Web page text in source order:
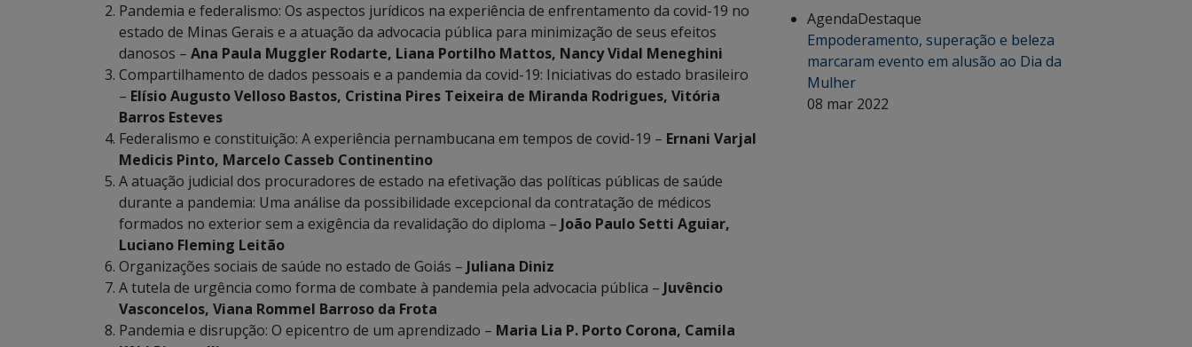
Pandemia e federalismo: Os aspectos jurídicos na experiência de enfrentamento da covid-19 no
estado de Minas Gerais e a atuação da advocacia pública para minimização de seus efeitos
danosos – Ana Paula Muggler Rodarte, Liana Portilho Mattos, Nancy Vidal Meneghini
Compartilhamento de dados pessoais e a pandemia da covid-19: Iniciativas do estado brasileiro
– Elísio Augusto Velloso Bastos, Cristina Pires Teixeira de Miranda Rodrigues, Vitória
Barros Esteves
Federalismo e constituição: A experiência pernambucana em tempos de covid-19 – Ernani Varjal
Medicis Pinto, Marcelo Casseb Continentino
A atuação judicial dos procuradores de estado na efetivação das políticas públicas de saúde
durante a pandemia: Uma análise da possibilidade excepcional da contratação de médicos
formados no exterior sem a exigência da revalidação do diploma – João Paulo Setti Aguiar,
Luciano Fleming Leitão
Organizações sociais de saúde no estado de Goiás – Juliana Diniz
A tutela de urgência como forma de combate à pandemia pela advocacia pública – Juvêncio
Vasconcelos, Viana Rommel Barroso da Frota
Pandemia e disrupção: O epicentro de um aprendizado – Maria Lia P. Porto Corona, Camila
AgendaDestaque
Empoderamento, superação e beleza
marcaram evento em alusão ao Dia da
Mulher
08 mar 2022